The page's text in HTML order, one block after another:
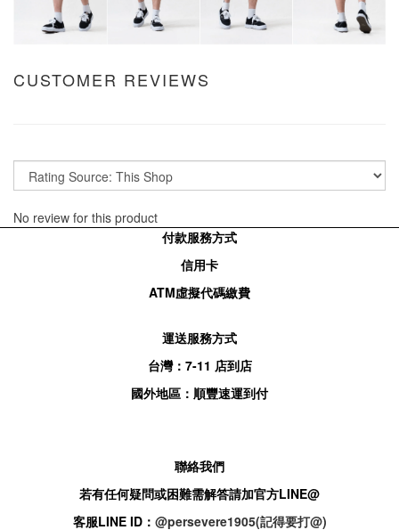
CUSTOMER REVIEWS
No review for this product
付款服務方式
信用卡
ATM虛擬代碼繳費
運送服務方式
台灣： 7-11 店到店
國外地區：順豐速運到付
聯絡我們
若有任何疑問或困難需解答請加官方LINE@
客服LINE ID： @persevere1905(記得要打@)